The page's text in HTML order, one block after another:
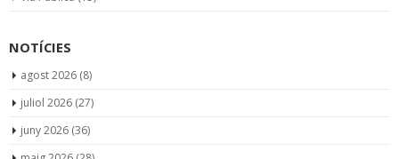
NOTÍCIES
agost 2026 (8)
juliol 2026 (27)
juny 2026 (36)